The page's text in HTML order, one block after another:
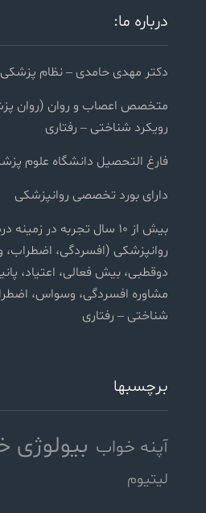
درباره ما:
دکتر مهدی حامدی – نظام پزشکی ۱۰۰۵۹۳
متخصص اعصاب و روان (روان
رویکرد شناختی – رفتاری
فارغ التحصیل دانشگاه علوم
دارای بورد تخصصی روانپزشکی
بیش از ۱۰ سال تجربه در
روانپزشکی (افسردگی، اضطراب،
دوقطبی، بیش فعالی، اعتیاد،
مشاوره افسردگی، وسواس،
شناختی – رفتاری
برچسبها
آپنه خواب بیولوژی
لیتیوم